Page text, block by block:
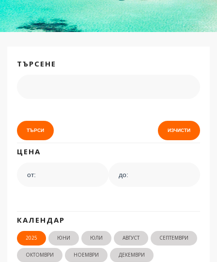
ТЪРСЕНЕ
ЦЕНА
КАЛЕНДАР
2025 ЮНИ ЮЛИ АВГУСТ СЕПТЕМВРИ
ОКТОМВРИ НОЕМВРИ ДЕКЕМВРИ